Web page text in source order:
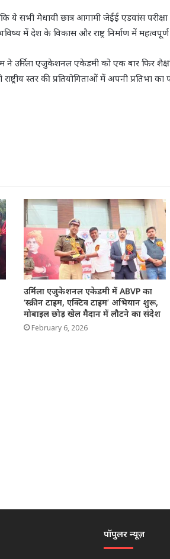
कि ये सभी मेधावी छात्र आगामी जेईई एडवांस
में देश के विकास और राष्ट्र निर्माण में
ने उर्मिला एजुकेशनल एकेडमी को एक बार फिर
स्तर की प्रतियोगिताओं में अपनी प्रतिभा
उर्मिला एजुकेशनल एकेडमी में ABVP का
‘स्क्रीन टाइम, एक्टिव टाइम’ अभियान शुरू,
मोबाइल छोड़ खेल मैदान में लौटने का संदेश
February 6, 2026
पॉपुलर न्यूज़